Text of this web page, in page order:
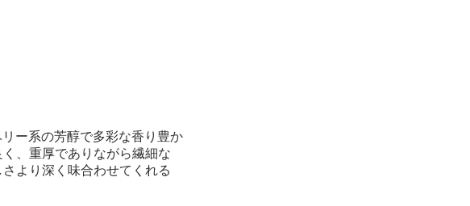
ー系の芳醇で多彩な香り豊か
、重厚でありながら繊細な
より深く味合わせてくれる